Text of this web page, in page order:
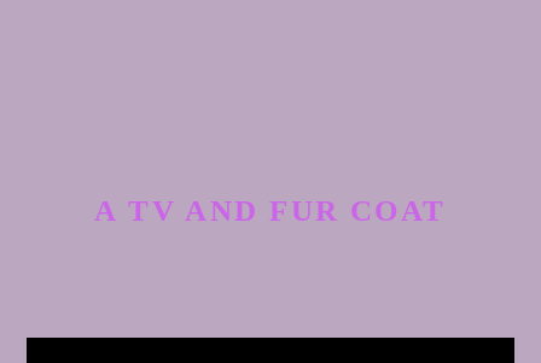
A TV AND FUR COAT